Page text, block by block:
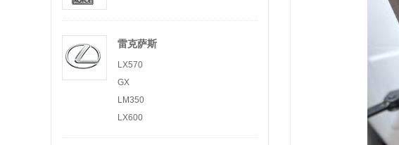
雷克萨斯
LX570
GX
LM350
LX600